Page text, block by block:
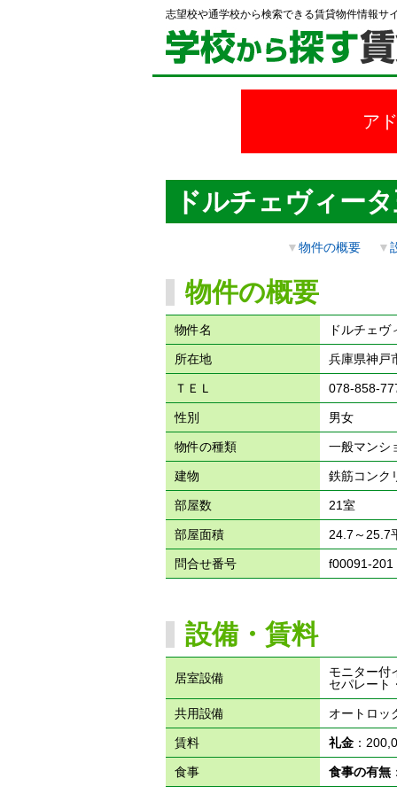
志望校や通学校から検索できる賃貸物件情報サ
ア
ドルチェヴィー
▼物件の概要 ▼
物件の概要
物件名 ドルチェ
所在地 兵庫県神戸
ＴＥＬ 078-858-
性別 男女
物件の種類 一般マンシ
建物 鉄筋コン
部屋数 21室
部屋面積 24.7～25.7
問合せ番号 f00091-201
設備・賃料
居室設備
モニター付
セパレート
共用設備 オートロッ
賃料 礼金：
食事 食事の有無